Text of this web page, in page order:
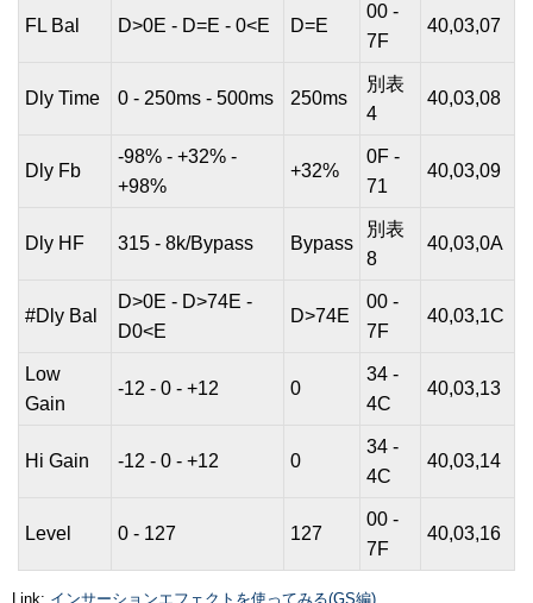
FL Bal D>0E - D=E - 0<E D=E
00 -
7F
40,03,07
Dly Time 0 - 250ms - 500ms 250ms
別表
4
40,03,08
Dly Fb
-98% - +32% -
+98%
+32%
0F -
71
40,03,09
Dly HF 315 - 8k/Bypass Bypass
別表
8
40,03,0A
#Dly Bal
D>0E - D>74E -
D0<E
D>74E
00 -
7F
40,03,1C
Low
Gain
-12 - 0 - +12 0
34 -
4C
40,03,13
Hi Gain -12 - 0 - +12 0
34 -
4C
40,03,14
Level 0 - 127 127
00 -
7F
40,03,16
Link: インサーションエフェクトを使ってみる(GS編)